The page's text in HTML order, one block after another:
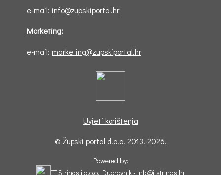
e-mail: info@zupskiportal.hr
Marketing:
e-mail: marketing@zupskiportal.hr
Uvjeti korištenja
© Župski portal d.o.o. 2013.-2026.
Powered by:
IT Strings j.d.o.o. Dubrovnik - info@itstrings.hr